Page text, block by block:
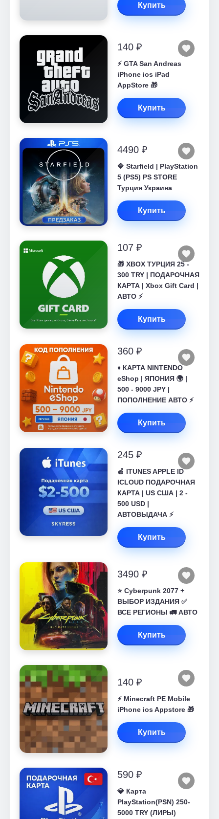
Купить
140 ₽
⚡️ GTA San Andreas
iPhone ios iPad
AppStore 🎁
Купить
4490 ₽
🔷 Starfield | PlayStation
5 (PS5) PS STORE
Турция Украина
Купить
107 ₽
🎁 XBOX ТУРЦИЯ 25 -
300 TRY | ПОДАРОЧНАЯ
КАРТА | Xbox Gift Card |
АВТО ⚡
Купить
360 ₽
♦️ КАРТА NINTENDO
eShop | ЯПОНИЯ 🌍 |
500 - 9000 JPY |
ПОПОЛНЕНИЕ АВТО ⚡
Купить
245 ₽
🍎 ITUNES APPLE ID
ICLOUD ПОДАРОЧНАЯ
КАРТА | US США | 2 -
500 USD |
АВТОВЫДАЧА ⚡️
Купить
3490 ₽
⭐ Cyberpunk 2077 +
ВЫБОР ИЗДАНИЯ ✅
ВСЕ РЕГИОНЫ 🚛 АВТО
Купить
140 ₽
⚡️ Minecraft PE Mobile
iPhone ios Appstore 🎁
Купить
590 ₽
💎 Карта
PlayStation(PSN) 250-
5000 TRY (ЛИРЫ)